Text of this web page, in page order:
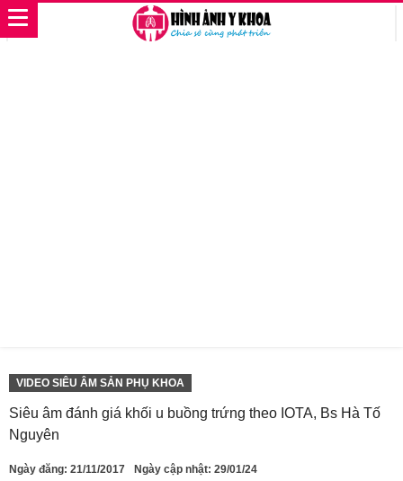
VIDEO SIÊU ÂM SẢN PHỤ KHOA
Siêu âm đánh giá khối u buồng trứng theo IOTA, Bs Hà Tố
Nguyên
Ngày đăng: 21/11/2017 Ngày cập nhật: 29/01/24